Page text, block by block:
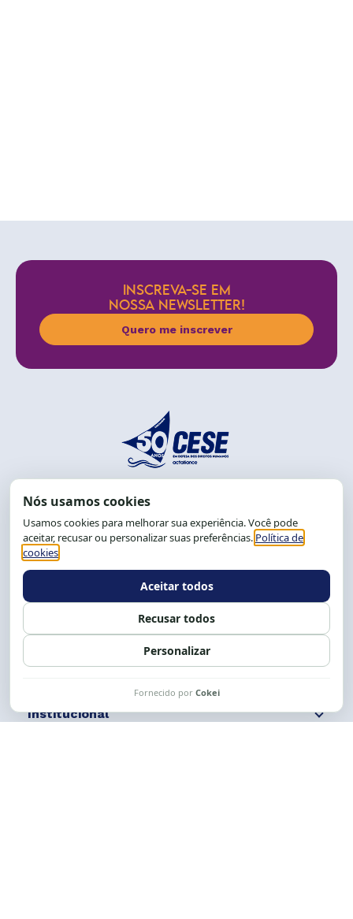
INSCREVA-SE EM
NOSSA NEWSLETTER!
Quero me inscrever
End.: R. da Graça, 150. Graça
CEP: 40.150-055
Salvador-BA, Brasil.
Tel.: (71) 2104-5457, Cel.: (71) 9 9239-2104 ou 2105
Expediente: 8h às 12h e 13 às 17h.
Siga nossas redes Fale conosco
Institucional